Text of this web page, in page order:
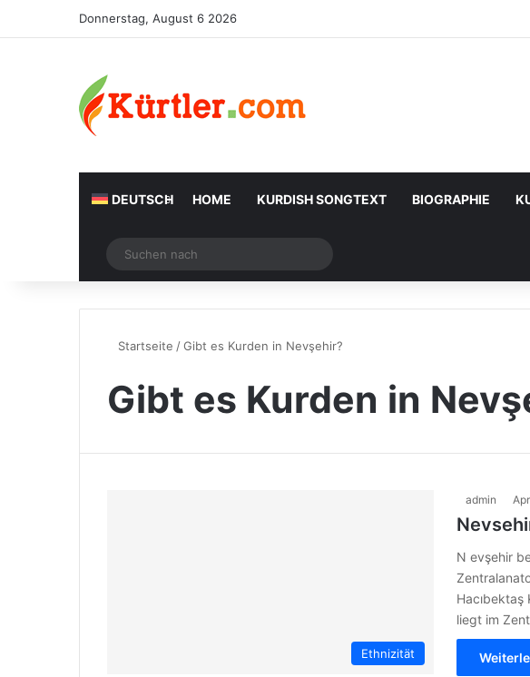
Donnerstag, August 6 2026
DEUTSCH HOME KURDISH SONGTEXT BIOGRAPHIE
Zufälliger Artikel
nach
Startseite /Gibt es Kurden in Nevşehir?
Gibt es Kurden in
Ethnizität
admin
N evşehir
Hacıbektaş
liegt im